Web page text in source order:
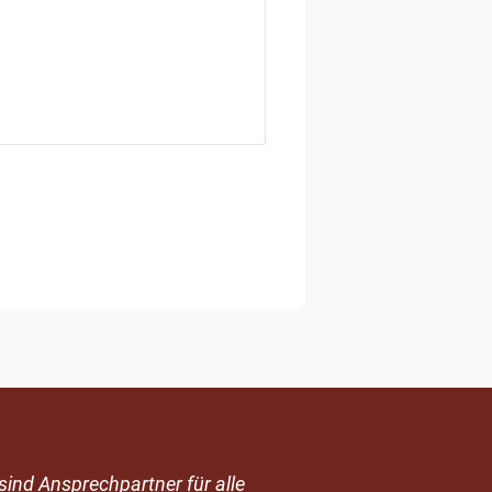
Ansprechpartner für alle